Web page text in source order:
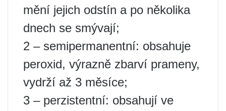
mění jejich odstín a po několika
dnech se smývají;
2 – semipermanentní: obsahuje
peroxid, výrazně zbarví prameny,
vydrží až 3 měsíce;
3 – perzistentní: obsahují ve